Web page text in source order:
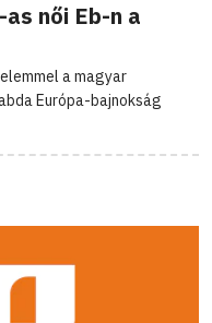
női Eb-n a
a magyar
Európa-bajnokság